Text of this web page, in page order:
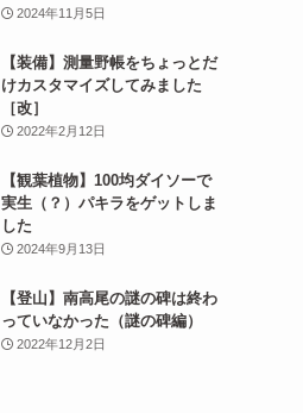
2024年11月5日
【装備】測量野帳をちょっとだ
けカスタマイズしてみました
［改］
2022年2月12日
【観葉植物】100均ダイソーで
実生（？）パキラをゲットしま
した
2024年9月13日
【登山】南高尾の謎の碑は終わ
っていなかった（謎の碑編）
2022年12月2日